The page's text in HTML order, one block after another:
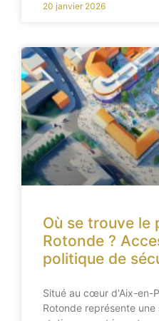
20 janvier 2026
Où se trouve le
Rotonde ?
politique de
Situé au cœur d'Aix-en-
Rotonde représente une